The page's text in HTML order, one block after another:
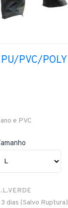
PVC/POLY
e PVC
3 dias (Salvo Ruptura)